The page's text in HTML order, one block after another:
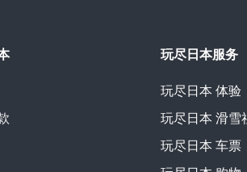
玩尽日本服务
玩尽日本 体验
玩尽日本 滑雪
玩尽日本 车票